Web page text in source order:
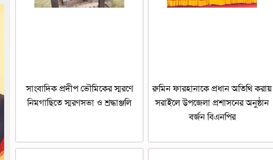
সাংবাদিক প্রদীপ ভৌমিকের স্মরণে
নিমগাছিতে স্মরণসভা ও শ্রদ্ধাঞ্জলি
রুমিন ফারহানাকে প্রধান অতিথি করায়
সরাইলে উপজেলা প্রশাসনের অনুষ্ঠান
বর্জন বিএনপির